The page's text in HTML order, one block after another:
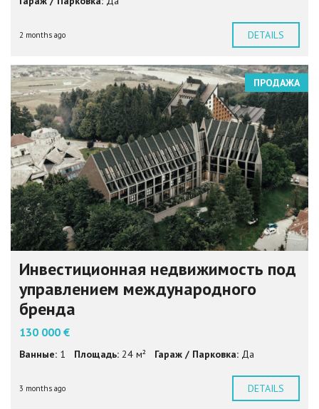
2 months ago DETAILS
ПРОДАЖА
Инвестиционная недвижимость под
управлением международного
бренда
130 000 €
Ванные: 1 Площадь: 24 м² Гараж / Парковка: Да
3 months ago DETAILS